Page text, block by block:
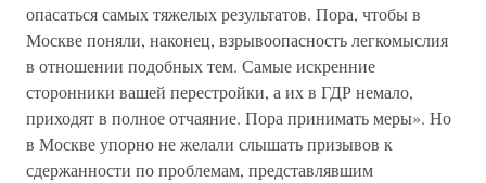
опасаться самых тяжелых результатов. Пора, чтобы в
Москве поняли, наконец, взрывоопасность легкомыслия
в отношении подобных тем. Самые искренние
сторонники вашей перестройки, а их в ГДР немало,
приходят в полное отчаяние. Пора принимать меры». Но
в Москве упорно не желали слышать призывов к
сдержанности по проблемам, представлявшим